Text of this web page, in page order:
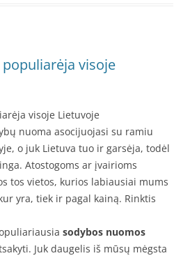
visoje
visoje Lietuvoje
nuoma asocijuojasi su ramiu
o juk Lietuva tuo ir garsėja, todėl
Atostogoms ar įvairioms
tos vietos, kurios labiausiai mums
yra, tiek ir pagal kainą. Rinktis
sodybos nuomos
Juk daugelis iš mūsų mėgsta